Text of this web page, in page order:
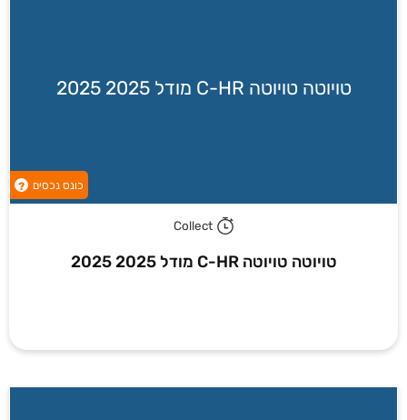
טויוטה טויוטה C-HR מודל 2025 2025
כונס נכסים ?
Collect
טויוטה טויוטה C-HR מודל 2025 2025